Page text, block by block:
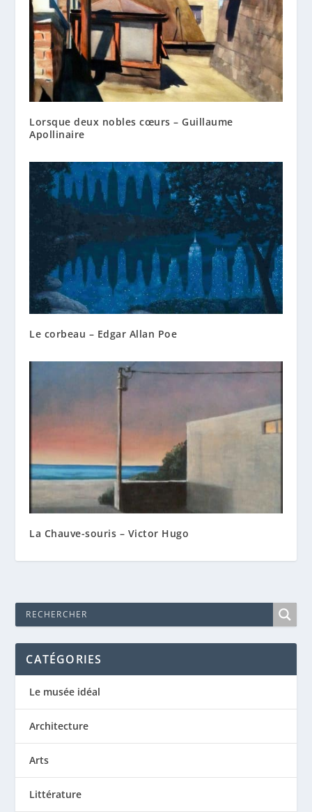
Lorsque deux nobles cœurs – Guillaume
Apollinaire
Le corbeau – Edgar Allan Poe
La Chauve-souris – Victor Hugo
CATÉGORIES
Le musée idéal
Architecture
Arts
Littérature